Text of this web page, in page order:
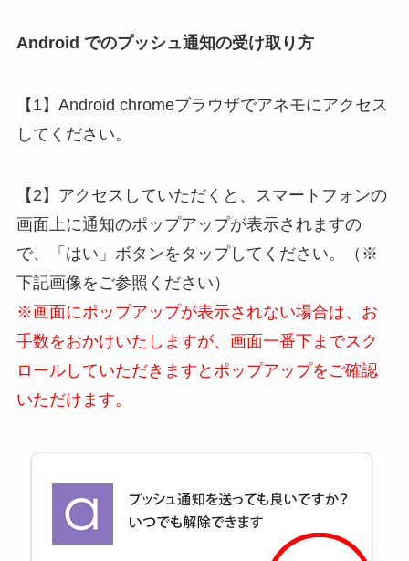
Android でのプッシュ通知の受け取り方
【1】Android chromeブラウザでアネモにアクセス
してください。
【2】アクセスしていただくと、スマートフォンの
画面上に通知のポップアップが表示されますの
で、「はい」ボタンをタップしてください。（※
下記画像をご参照ください）
※画面にポップアップが表示されない場合は、お
手数をおかけいたしますが、画面一番下までスク
ロールしていただきますとポップアップをご確認
いただけます。